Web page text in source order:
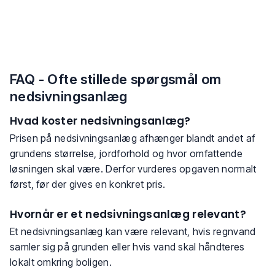
FAQ - Ofte stillede spørgsmål om
nedsivningsanlæg
Hvad koster nedsivningsanlæg?
Prisen på nedsivningsanlæg afhænger blandt andet af
grundens størrelse, jordforhold og hvor omfattende
løsningen skal være. Derfor vurderes opgaven normalt
først, før der gives en konkret pris.
Hvornår er et nedsivningsanlæg relevant?
Et nedsivningsanlæg kan være relevant, hvis regnvand
samler sig på grunden eller hvis vand skal håndteres
lokalt omkring boligen.